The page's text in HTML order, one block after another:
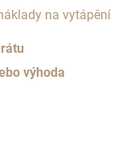
na vytápění
výhoda